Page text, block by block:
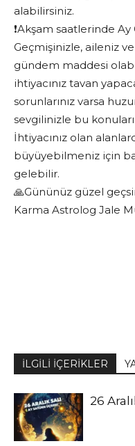
alabilirsiniz.
❗️Akşam saatlerinde
Geçmişinizle, aileniz
gündem maddesi
ihtiyacınız tavan
sorunlarınız varsa
sevgilinizle bu
İhtiyacınız olan
büyüyebilmeniz için
gelebilir.
🙏Gününüz güzel
Karma Astrolog Jale
İLGİLİ İÇERİKLER
26